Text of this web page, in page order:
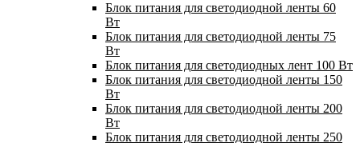
Блок питания для светодиодной ленты 60
Вт
Блок питания для светодиодной ленты 75
Вт
Блок питания для светодиодных лент 100 Вт
Блок питания для светодиодной ленты 150
Вт
Блок питания для светодиодной ленты 200
Вт
Блок питания для светодиодной ленты 250